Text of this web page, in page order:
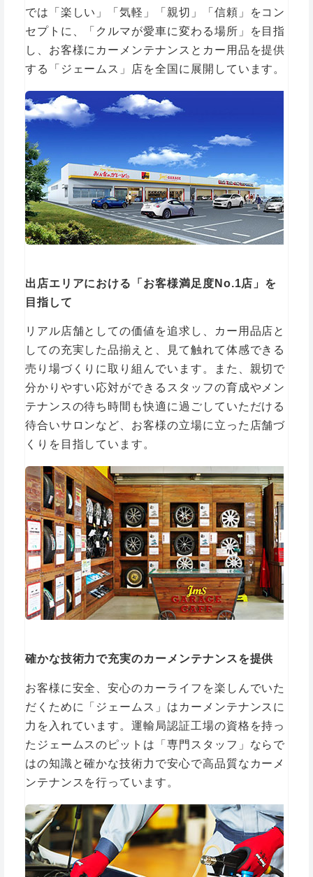
では「楽しい」「気軽」「親切」「信頼」をコン
セプトに、「クルマが愛車に変わる場所」を目指
し、お客様にカーメンテナンスとカー用品を提供
する「ジェームス」店を全国に展開しています。
出店エリアにおける「お客様満足度No.1店」を
目指して
リアル店舗としての価値を追求し、カー用品店と
しての充実した品揃えと、見て触れて体感できる
売り場づくりに取り組んでいます。また、親切で
分かりやすい応対ができるスタッフの育成やメン
テナンスの待ち時間も快適に過ごしていただける
待合いサロンなど、お客様の立場に立った店舗づ
くりを目指しています。
確かな技術力で充実のカーメンテナンスを提供
お客様に安全、安心のカーライフを楽しんでいた
だくために「ジェームス」はカーメンテナンスに
力を入れています。運輸局認証工場の資格を持っ
たジェームスのピットは「専門スタッフ」ならで
はの知識と確かな技術力で安心で高品質なカーメ
ンテナンスを行っています。